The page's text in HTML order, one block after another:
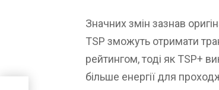
Значних змін зазнав
TSP зможуть отримати
рейтингом, тоді як TSP+
більше енергії для